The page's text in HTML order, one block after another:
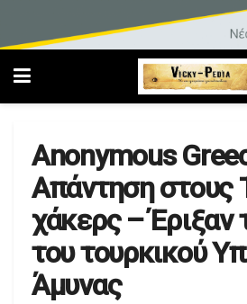
Anonymous
Απάντηση στους
χάκερς – Έριξαν
του τουρκικού
Άμυνας